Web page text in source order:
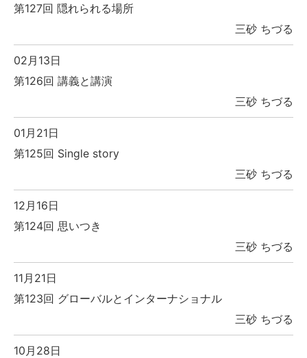
第127回 隠れられる場所
三砂 ちづる
02月13日
第126回 講義と講演
三砂 ちづる
01月21日
第125回 Single story
三砂 ちづる
12月16日
第124回 思いつき
三砂 ちづる
11月21日
第123回 グローバルとインターナショナル
三砂 ちづる
10月28日